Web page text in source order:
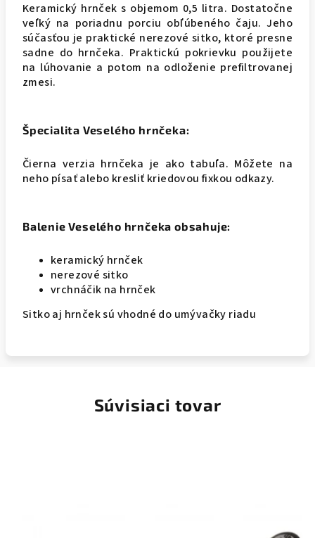
Keramický hrnček s objemom 0,5 litra. Dostatočne
veľký na poriadnu porciu obľúbeného čaju. Jeho
súčasťou je praktické nerezové sitko, ktoré presne
sadne do hrnčeka. Praktickú pokrievku použijete
na lúhovanie a potom na odloženie prefiltrovanej
zmesi.
Špecialita Veselého hrnčeka:
Čierna verzia hrnčeka je ako tabuľa. Môžete na
neho písať alebo kresliť kriedovou fixkou odkazy.
Balenie Veselého hrnčeka obsahuje:
keramický hrnček
nerezové sitko
vrchnáčik na hrnček
Sitko aj hrnček sú vhodné do umývačky riadu
Súvisiaci tovar